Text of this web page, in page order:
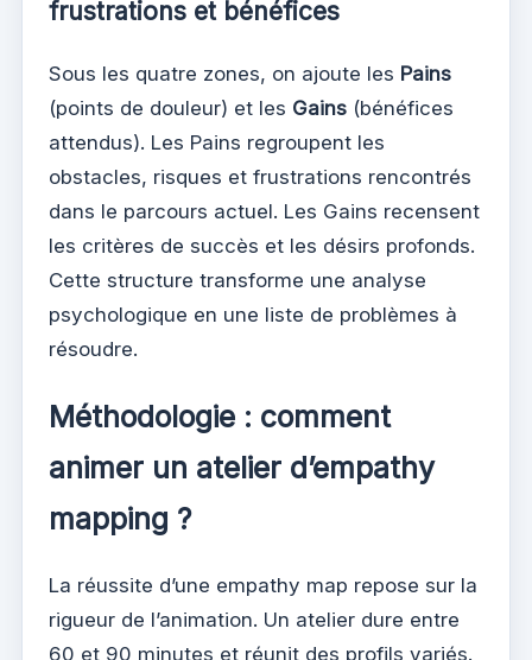
frustrations et bénéfices
Sous les quatre zones, on ajoute les Pains
(points de douleur) et les Gains (bénéfices
attendus). Les Pains regroupent les
obstacles, risques et frustrations rencontrés
dans le parcours actuel. Les Gains recensent
les critères de succès et les désirs profonds.
Cette structure transforme une analyse
psychologique en une liste de problèmes à
résoudre.
Méthodologie : comment
animer un atelier d’empathy
mapping ?
La réussite d’une empathy map repose sur la
rigueur de l’animation. Un atelier dure entre
60 et 90 minutes et réunit des profils variés.